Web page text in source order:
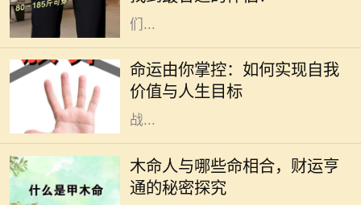
们...
命运由你掌控：如何实现自我
价值与人生目标
命运是什么？它是我们生活中的一种
神秘力量，既像一位无形的导演，又
似一阵不可捉摸的风。在我们的生命
旅程中，命运的桥梁常常将机遇与挑
战...
木命人与哪些命相合，财运亨
通的秘密探究
在五行中，木命的人代表着生机与希
望，他们的性格多半温和、善良、乐
于助人。然而，木命人的财运虽然有
其独特优势，但若要实现更大的财富